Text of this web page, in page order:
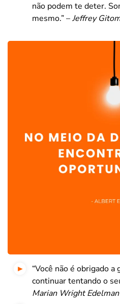
não podem te deter.
mesmo.” –Jeffrey
“Você não é obrigado a
continuar tentando o
Marian Wright Edelman